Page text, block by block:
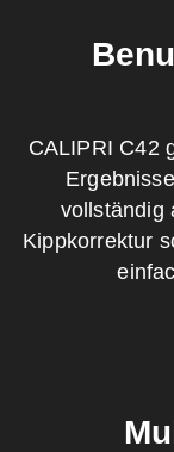
CALIPRI C42
vollständig
Kippkorrektur